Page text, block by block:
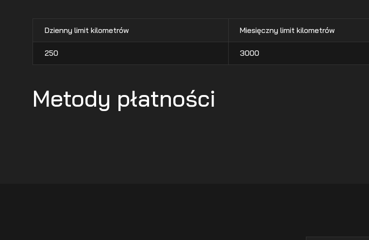
Dzienny limit kilometrów
250
Miesięczny limit kilometrów
3000
Metody płatności